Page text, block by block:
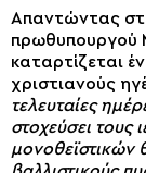
Απαντώντας
πρωθυπουργού
καταρτίζεται
χριστιανούς
τελευταίες
στοχεύσει τους
μονοθεϊστικών